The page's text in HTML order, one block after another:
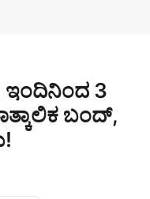
ಇಂದಿನಿಂದ 3
ಬಂದ್,